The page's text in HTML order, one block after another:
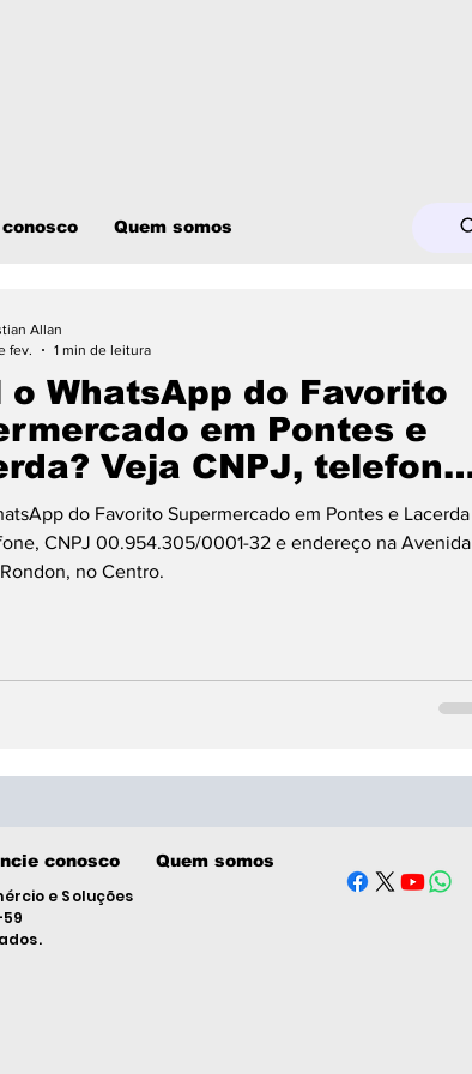
Quem somos
o WhatsApp do Favorito
em Pontes e
Veja CNPJ, telefone
do Favorito Supermercado em Pontes e Lacerda
CNPJ 00.954.305/0001-32 e endereço na Avenida
no Centro.
Allan
fev.
1 min de leitura
conosco Quem somos
e Soluções
59